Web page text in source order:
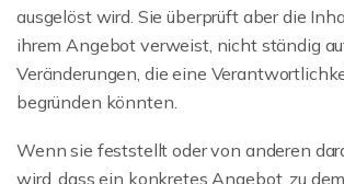
ausgelöst wird. Sie überprüft aber die
ihrem Angebot verweist, nicht ständig
Veränderungen, die eine
begründen könnten.
Wenn sie feststellt oder von anderen
wird, dass ein konkretes Angebot, zu